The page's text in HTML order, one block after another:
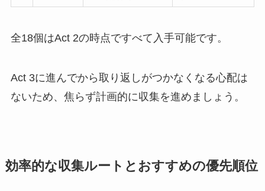
全18個はAct 2の時点ですべて入手可能です。
Act 3に進んでから取り返しがつかなくなる心配は
ないため、焦らず計画的に収集を進めましょう。
効率的な収集ルートとおすすめの優先順位